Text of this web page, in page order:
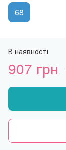
68
В наявності
907 грн